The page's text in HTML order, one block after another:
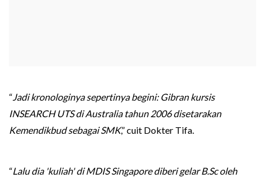
“ Jadi kronologinya sepertinya begini: Gibran kursis
INSEARCH UTS di Australia tahun 2006 disetarakan
Kemendikbud sebagai SMK,” cuit Dokter Tifa.
“Lalu dia 'kuliah' di MDIS Singapore diberi gelar B.Sc oleh